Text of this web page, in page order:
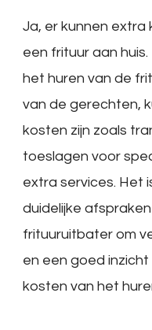
Ja, er kunnen extra
een frituur aan
het huren van de
van de gerechten,
kosten zijn zoals
toeslagen voor
extra services. Het
duidelijke
frituuruitbater om
en een goed
kosten van het